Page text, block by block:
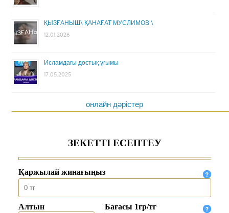
ҚЫЗҒАНЫШ\ ҚАНАҒАТ МУСЛИМОВ \
12.01.2026
Исламдағы достық ұғымы
17.05.2025
онлайн дәрістер